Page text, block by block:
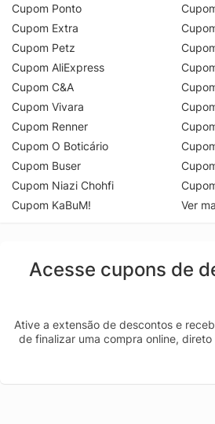
Cupom Ponto
Cupom Extra
Cupom Petz
Cupom AliExpress
Cupom C&A
Cupom Vivara
Cupom Renner
Cupom O Boticário
Cupom Buser
Cupom Niazi Chohfi
Cupom KaBuM!
Ver
Acesse cupons de
Ative a extensão de descontos e
de finalizar uma compra online,